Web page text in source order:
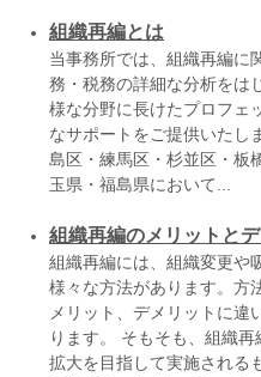
組織再編とは
当事務所では、組織再編に
務・税務の詳細な分析をは
様な分野に長けたプロフェ
なサポートをご提供いたし
島区・練馬区・杉並区・板
玉県・福島県において...
組織再編のメリットと
組織再編には、組織変更や
様々な方法があります。方
メリット、デメリットに違
ります。 そもそも、組織
拡大を目指して実施される